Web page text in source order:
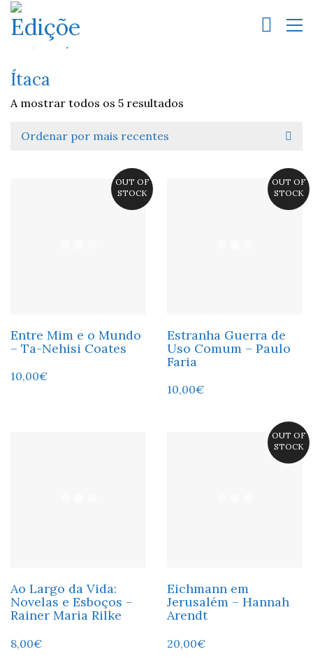
Ítaca
A mostrar todos os 5 resultados
Ordenar por mais recentes
OUT OF
STOCK
Entre Mim e o Mundo
– Ta-Nehisi Coates
10,00€
OUT OF
STOCK
Estranha Guerra de
Uso Comum – Paulo
Faria
10,00€
Ao Largo da Vida:
Novelas e Esboços –
Rainer Maria Rilke
8,00€
OUT OF
STOCK
Eichmann em
Jerusalém – Hannah
Arendt
20,00€